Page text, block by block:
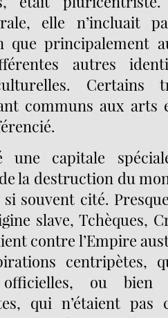
elle n’incluait
que principalement
autres
Certains
communs aux arts
une capitale
la destruction du
souvent cité.
slave, Tchèques,
contre l’Empire
centripètes,
officielles, ou bien
qui n’étaient pas